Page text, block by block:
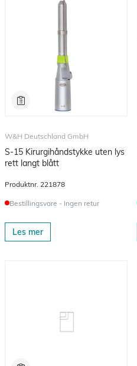
W&H Deutschland GmbH
S-15 Kirurgihåndstykke uten lys
rett langt blått
Produktnr. 221878
Bestillingsvare - Ingen retur
Les mer